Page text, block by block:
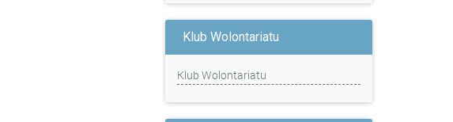
Klub Wolontariatu
Klub Wolontariatu